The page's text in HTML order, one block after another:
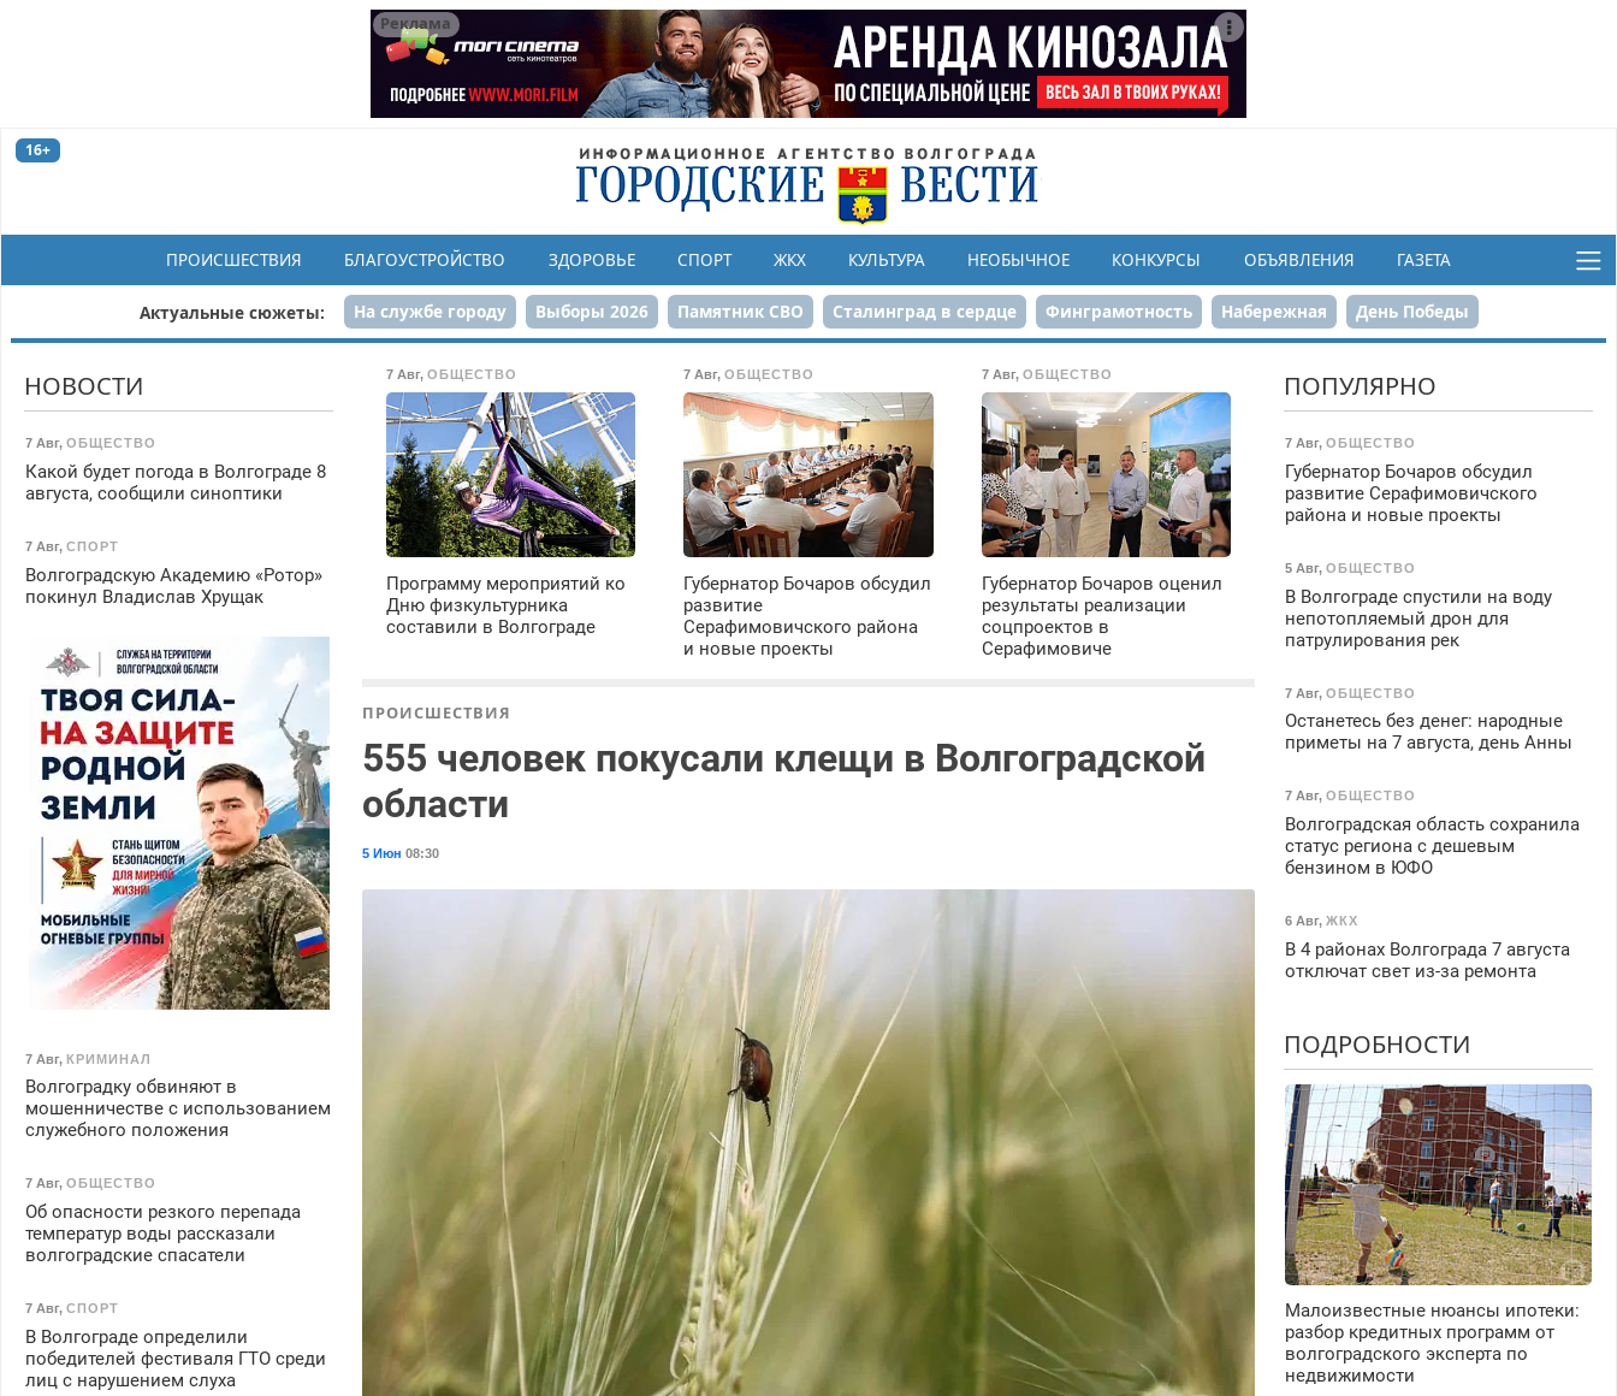
Реклама
16+
ПРОИСШЕСТВИЯ БЛАГОУСТРОЙСТВО ЗДОРОВЬЕ СПОРТ ЖКХ КУЛЬТУРА НЕОБЫЧНОЕ КОНКУРСЫ ОБЪЯВЛЕНИЯ ГАЗЕТА
Актуальные сюжеты: На службе городу Выборы 2026 Памятник СВО Сталинград в сердце Финграмотность Набережная День Победы
Реконструкция ЦПКиО 80-летие Победы Парк Героев-летчиков
7 Авг,ОБЩЕСТВО
Программу мероприятий ко
Дню физкультурника
составили в Волгограде
7 Авг,ОБЩЕСТВО
Губернатор Бочаров обсудил
развитие
Серафимовичского района
и новые проекты
7 Авг, ОБЩЕСТВО
Губернатор Бочаров оценил
результаты реализации
соцпроектов в
Серафимовиче
ПРОИСШЕСТВИЯ
555 человек покусали клещи в Волгоградской
области
5 Июн 08:30
НОВОСТИ
7 Авг, ОБЩЕСТВО
Какой будет погода в Волгограде 8
августа, сообщили синоптики
7 Авг, СПОРТ
Волгоградскую Академию «Ротор»
покинул Владислав Хрущак
7 Авг, КРИМИНАЛ
Волгоградку обвиняют в
мошенничестве с использованием
служебного положения
7 Авг, ОБЩЕСТВО
Об опасности резкого перепада
температур воды рассказали
волгоградские спасатели
7 Авг, СПОРТ
В Волгограде определили
победителей фестиваля ГТО среди
лиц с нарушением слуха
ПОПУЛЯРНО
7 Авг, ОБЩЕСТВО
Губернатор Бочаров обсудил
развитие Серафимовичского
района и новые проекты
5 Авг, ОБЩЕСТВО
В Волгограде спустили на воду
непотопляемый дрон для
патрулирования рек
7 Авг, ОБЩЕСТВО
Останетесь без денег: народные
приметы на 7 августа, день Анны
7 Авг, ОБЩЕСТВО
Волгоградская область сохранила
статус региона с дешевым
бензином в ЮФО
6 Авг, ЖКХ
В 4 районах Волгограда 7 августа
отключат свет из-за ремонта
ПОДРОБНОСТИ
Малоизвестные нюансы ипотеки:
разбор кредитных программ от
волгоградского эксперта по
недвижимости